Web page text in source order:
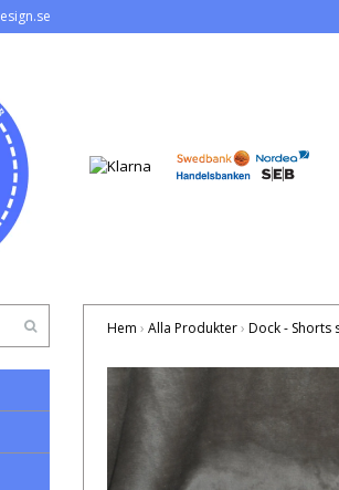
Hem › Alla Produkter› Dock - Shorts